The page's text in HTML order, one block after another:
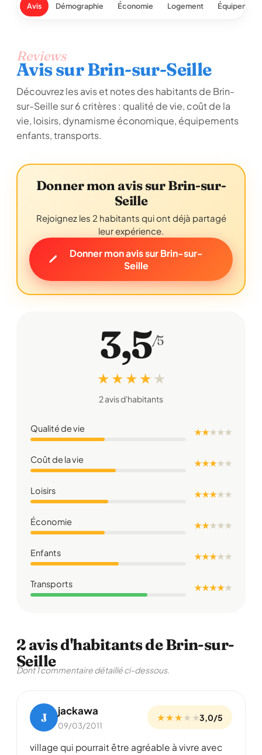
Avis Démographie Économie Logement
Reviews
Avis sur Brin-sur-Seille
Découvrez les avis et notes des habitants de Brin-
sur-Seille sur 6 critères : qualité de vie, coût de la
vie, loisirs, dynamisme économique, équipements
enfants, transports.
Donner mon avis sur Brin-sur-
Seille
Rejoignez les 2 habitants qui ont déjà partagé
leur expérience.
Donner mon avis sur Brin-sur-
Seille
3,5/5
★ ★ ★ ★ ★
2 avis d'habitants
Qualité de vie ★ ★★★★
Coût de la vie ★ ★ ★★★
Loisirs ★ ★ ★★★
Économie ★ ★★★★
Enfants ★ ★ ★★★
Transports ★ ★ ★ ★★
2 avis d'habitants de Brin-sur-
Seille
Dont 1 commentaire détaillé ci-dessous.
J jackawa
09/03/2011
★ ★ ★★ ★3,0/5
village qui pourrait être agréable à vivre avec